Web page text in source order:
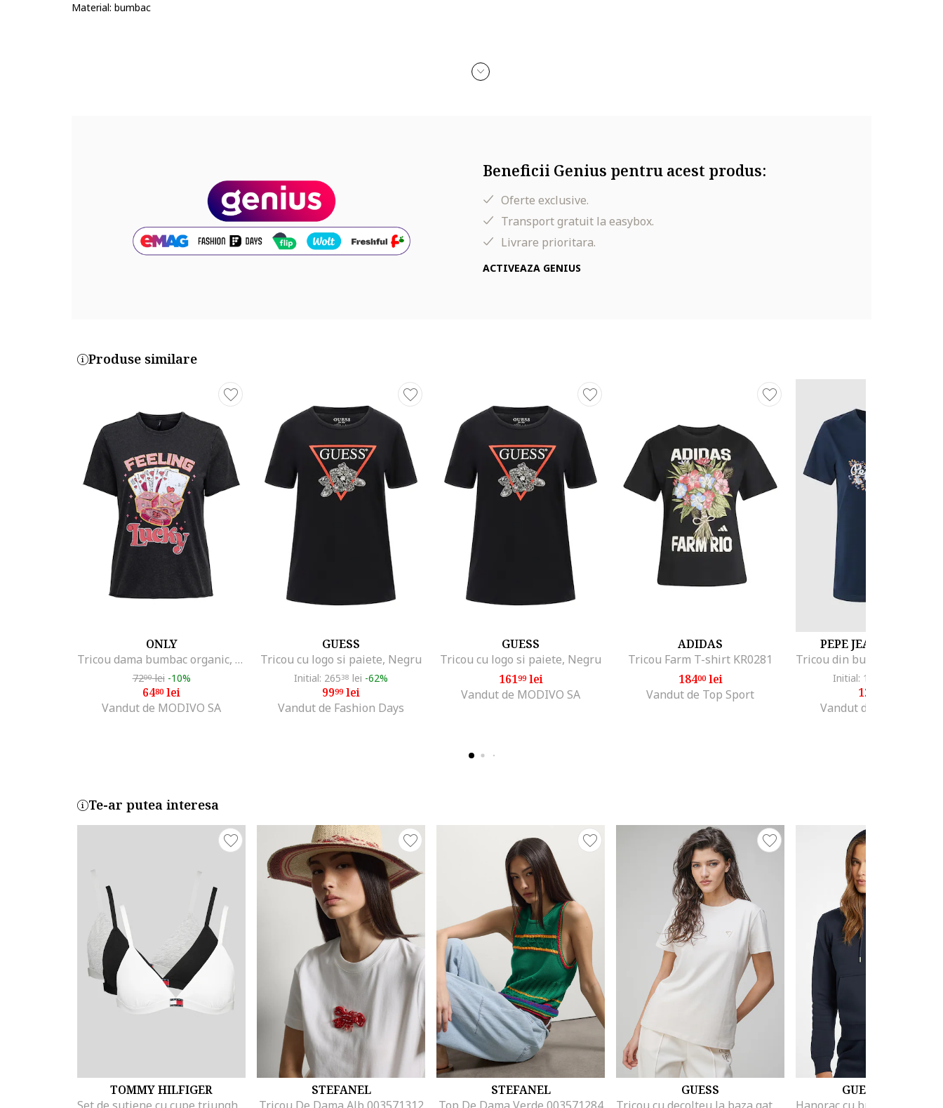
Material: bumbac
Beneficii Genius pentru acest produs:
Oferte exclusive.
Transport gratuit la easybox.
Livrare prioritara.
ACTIVEAZA GENIUS
Produse similare
ONLY
Tricou dama bumbac organic, lejer, Negru
7200lei -10%
6480lei
Vandut de MODIVO SA
GUESS
Tricou cu logo si paiete, Negru
Initial: 26538 lei -62%
9999lei
Vandut de Fashion Days
GUESS
Tricou cu logo si paiete, Negru
16199lei
Vandut de MODIVO SA
ADIDAS
Tricou Farm T-shirt KR0281
18400lei
Vandut de Top Sport
PEPE JEANS LONDON
Initial: 190
121
Vandut de MODIVO SA
Te-ar putea interesa
TOMMY HILFIGER
STEFANEL
STEFANEL
GUESS
GUESS JEANS